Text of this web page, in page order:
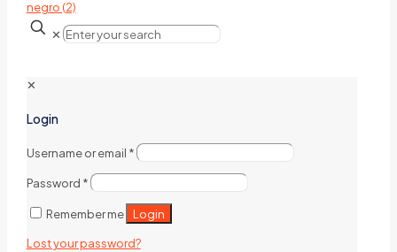
✕
✕
Login
Username or email *
Password *
Remember me Login
Lost your password?